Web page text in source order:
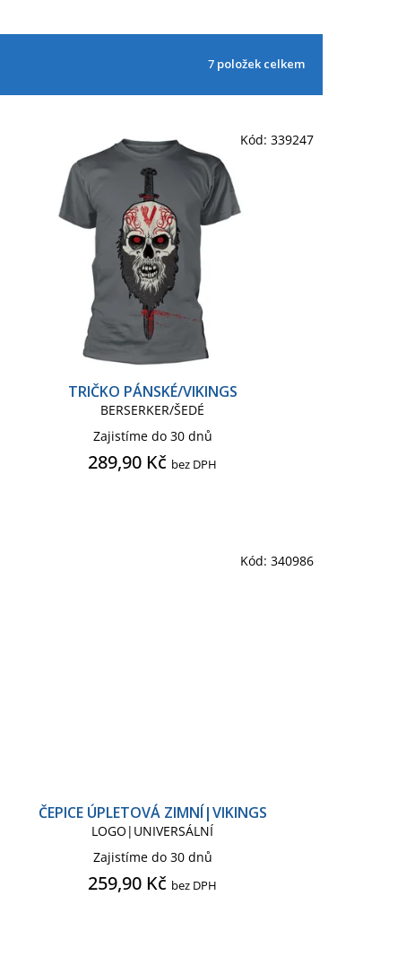
7 položek celkem
TRIČKO PÁNSKÉ/VIKINGS
BERSERKER/ŠEDÉ
Zajistíme do 30 dnů
289,90 Kč bez DPH
Kód: 339247
ČEPICE ÚPLETOVÁ ZIMNÍ|VIKINGS
LOGO|UNIVERSÁLNÍ
Zajistíme do 30 dnů
259,90 Kč bez DPH
Kód: 340986